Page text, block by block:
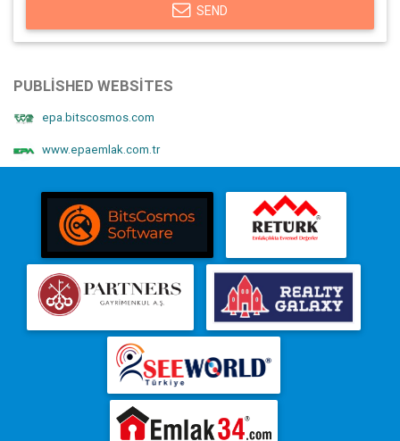
SEND
PUBLISHED WEBSITES
epa.bitscosmos.com
www.epaemlak.com.tr